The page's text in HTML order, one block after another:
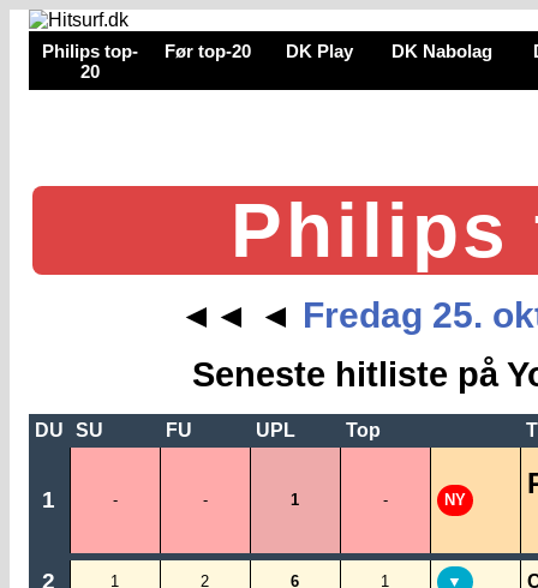
Philips top-
20
Før top-20 DK Play DK Nabolag
Philips
◄◄ ◄ Fredag 25.
Seneste hitliste på
DU SU FU UPL Top
1 - - 1 - NY
2 1 2 6 1 ▼